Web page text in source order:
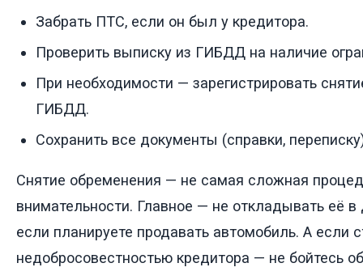
Забрать ПТС, если он был у кредитора.
Проверить выписку из ГИБДД на наличие
При необходимости — зарегистрировать
ГИБДД.
Сохранить все документы (справки,
Снятие обременения — не самая сложная
внимательности. Главное — не откладывать её
если планируете продавать автомобиль. А если
недобросовестностью кредитора — не бойтесь